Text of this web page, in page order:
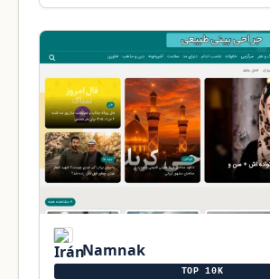
Namnak
TOP 10K